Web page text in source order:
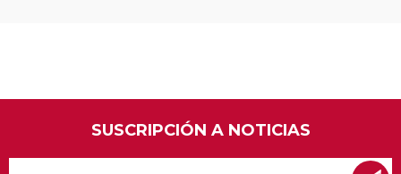
SUSCRIPCIÓN A NOTICIAS